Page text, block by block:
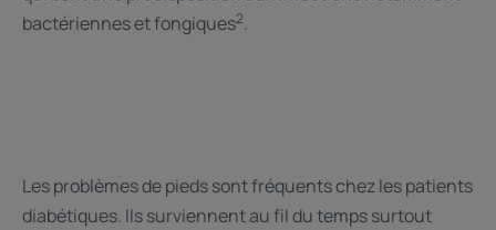
bactériennes et fongiques2.
Les problèmes de pieds sont fréquents chez les patients
diabétiques. Ils surviennent au fil du temps surtout